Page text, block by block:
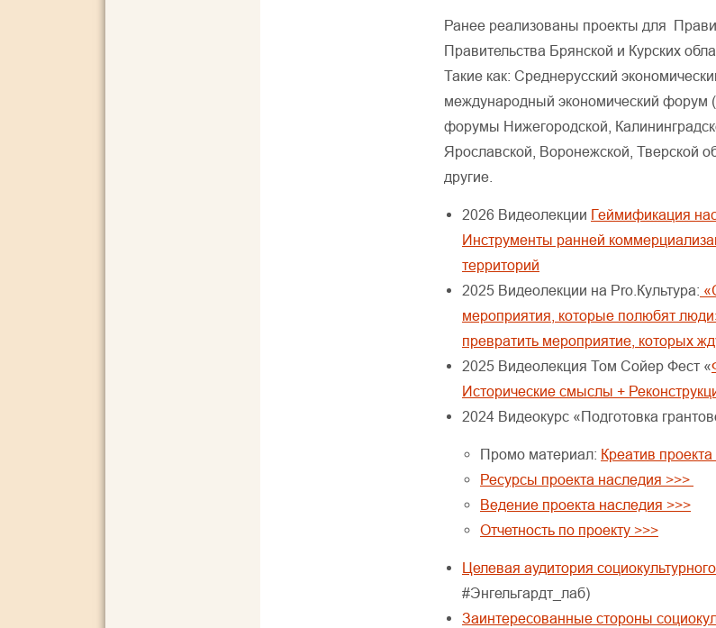
Ранее реализованы проекты для
Правительства Брянской и Курских
Такие как: Среднерусский
международный экономический форум
форумы Нижегородской,
Ярославской, Воронежской, Тверской
другие.
2026 Видеолекции Геймификация
Инструменты ранней
территорий
2025 Видеолекции на Pro.Культура:
мероприятия, которые полюбят
превратить мероприятие, которых
2025 Видеолекция Том Сойер Фест «
Исторические смыслы +
2024 Видеокурс «Подготовка
Промо материал: Креатив проекта
Ресурсы проекта наследия >>>
Ведение проекта наследия >>>
Отчетность по проекту >>>
Целевая аудитория
#Энгельгардт_лаб)
Заинтересованные стороны